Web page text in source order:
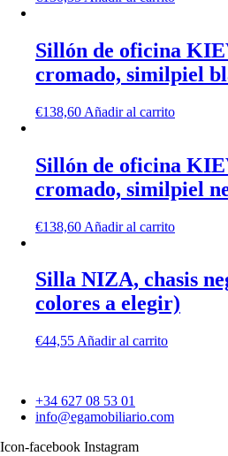
Sillón de oficina
cromado, similpiel
€138,60 Añadir al carrito
Sillón de oficina
cromado, similpiel
€138,60 Añadir al carrito
Silla NIZA, chasis
colores a elegir)
€44,55 Añadir al carrito
+34 627 08 53 01
info@egamobiliario.com
Icon-facebook Instagram